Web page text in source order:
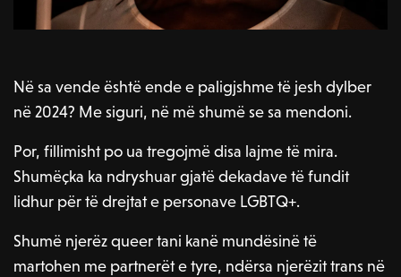
Në sa vende është ende e paligjshme të jesh dylber
në 2024? Me siguri, në më shumë se sa mendoni.
Por, fillimisht po ua tregojmë disa lajme të mira.
Shumëçka ka ndryshuar gjatë dekadave të fundit
lidhur për të drejtat e personave LGBTQ+.
Shumë njerëz queer tani kanë mundësinë të
martohen me partnerët e tyre, ndërsa njerëzit trans në